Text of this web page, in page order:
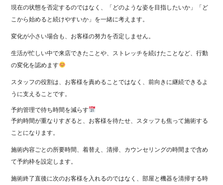
現在の状態を否定するのではなく、「どのような姿を目指したいか」「ど
こから始めると続けやすいか」を一緒に考えます。
変化が小さい場合も、お客様の努力を否定しません。
生活が忙しい中で来店できたことや、ストレッチを続けたことなど、行動
の変化を認めます
スタッフの役割は、お客様を責めることではなく、前向きに継続できるよ
うに支えることです。
予約管理で待ち時間を減らす
予約時間が重なりすぎると、お客様を待たせ、スタッフも焦って施術する
ことになります。
施術内容ごとの所要時間、着替え、清掃、カウンセリングの時間まで含め
て予約枠を設定します。
施術終了直後に次のお客様を入れるのではなく、部屋と機器を清掃する時